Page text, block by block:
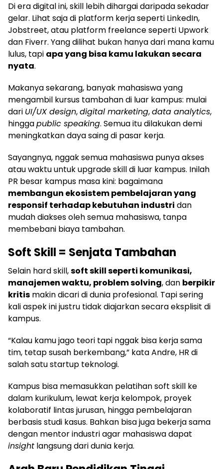
Di era digital ini, skill lebih dihargai daripada sekadar
gelar. Lihat saja di platform kerja seperti LinkedIn,
Jobstreet, atau platform freelance seperti Upwork
dan Fiverr. Yang dilihat bukan hanya dari mana kamu
lulus, tapi apa yang bisa kamu lakukan secara
nyata.
Makanya sekarang, banyak mahasiswa yang
mengambil kursus tambahan di luar kampus: mulai
dari UI/UX design,digital marketing,data analytics,
hinggapublic speaking. Semua itu dilakukan demi
meningkatkan daya saing di pasar kerja.
Sayangnya, nggak semua mahasiswa punya akses
atau waktu untuk upgrade skill di luar kampus. Inilah
PR besar kampus masa kini: bagaimana
membangun ekosistem pembelajaran yang
responsif terhadap kebutuhan industri dan
mudah diakses oleh semua mahasiswa, tanpa
membebani biaya tambahan.
Soft Skill = Senjata Tambahan
Selain hard skill,soft skill seperti komunikasi,
manajemen waktu, problem solving, dan berpikir
kritis makin dicari di dunia profesional. Tapi sering
kali aspek ini justru tidak diajarkan secara eksplisit di
kampus.
“Kalau kamu jago teori tapi nggak bisa kerja sama
tim, tetap susah berkembang,” kata Andre, HR di
salah satu startup teknologi.
Kampus bisa memasukkan pelatihan soft skill ke
dalam kurikulum, lewat kerja kelompok, proyek
kolaboratif lintas jurusan, hingga pembelajaran
berbasis studi kasus. Bahkan bisa juga bekerja sama
dengan mentor industri agar mahasiswa dapat
insight langsung dari dunia kerja.